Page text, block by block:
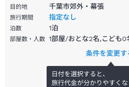
目的地 千葉市郊外・幕張
旅行期間 指定なし
泊数 1泊
部屋数・人数 1部屋/おとな2名,こども0
条件を変更す
日付を選択すると、
旅行代金が分かりやすくな